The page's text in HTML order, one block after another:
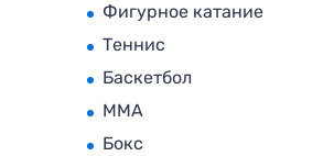
Фигурное катание
Теннис
Баскетбол
MMA
Бокс